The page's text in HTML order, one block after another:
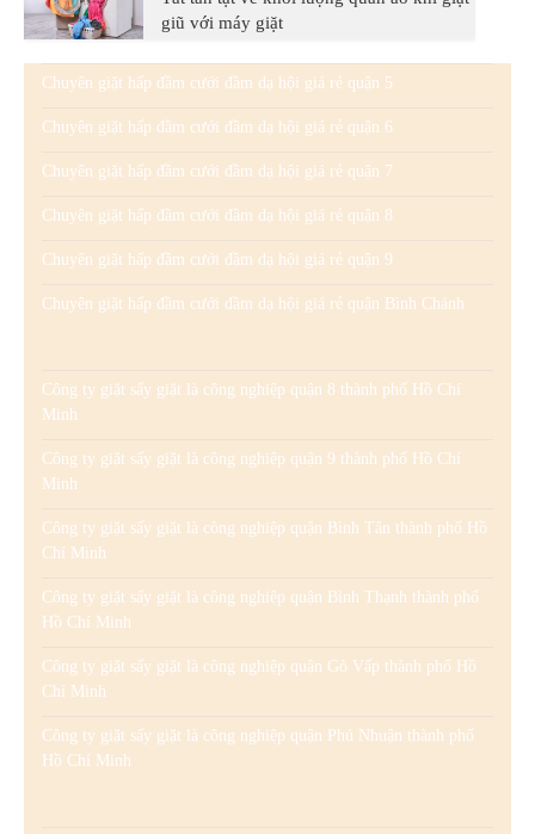
giũ với máy giặt
Chuyên giặt hấp đầm cưới đầm dạ hội giá rẻ quận 5
Chuyên giặt hấp đầm cưới đầm dạ hội giá rẻ quận 6
Chuyên giặt hấp đầm cưới đầm dạ hội giá rẻ quận 7
Chuyên giặt hấp đầm cưới đầm dạ hội giá rẻ quận 8
Chuyên giặt hấp đầm cưới đầm dạ hội giá rẻ quận 9
Chuyên giặt hấp đầm cưới đầm dạ hội giá rẻ quận Bình Chánh
Công ty giặt sấy giặt là công nghiệp quận 8 thành phố Hồ Chí
Minh
Công ty giặt sấy giặt là công nghiệp quận 9 thành phố Hồ Chí
Minh
Công ty giặt sấy giặt là công nghiệp quận Bình Tân thành phố Hồ
Chí Minh
Công ty giặt sấy giặt là công nghiệp quận Bình Thạnh thành phố
Hồ Chí Minh
Công ty giặt sấy giặt là công nghiệp quận Gò Vấp thành phố Hồ
Chí Minh
Công ty giặt sấy giặt là công nghiệp quận Phú Nhuận thành phố
Hồ Chí Minh